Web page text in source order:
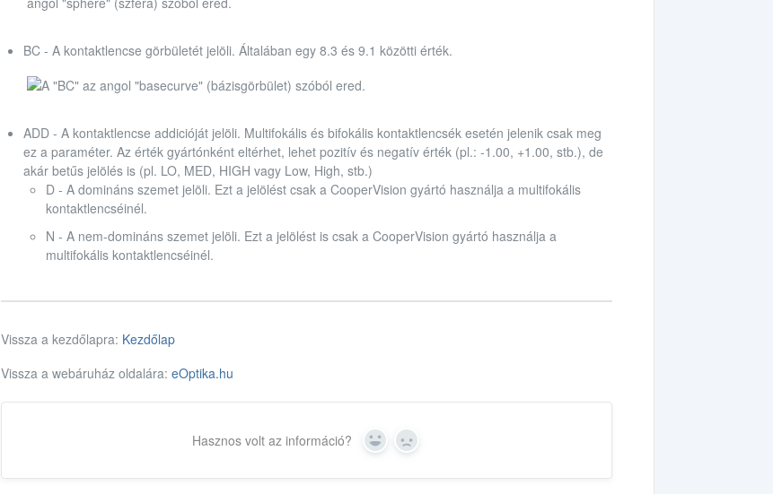
BC - A kontaktlencse görbületét jelöli. Általában egy 8.3 és 9.1 közötti érték.
ADD - A kontaktlencse addicióját jelöli. Multifokális és bifokális kontaktlencsék esetén jelenik csak meg
ez a paraméter. Az érték gyártónként eltérhet, lehet pozitív és negatív érték (pl.: -1.00, +1.00, stb.), de
akár betűs jelölés is (pl. LO, MED, HIGH vagy Low, High, stb.)
D - A domináns szemet jelöli. Ezt a jelölést csak a CooperVision gyártó használja a multifokális
kontaktlencséinél.
N - A nem-domináns szemet jelöli. Ezt a jelölést is csak a CooperVision gyártó használja a
multifokális kontaktlencséinél.
Vissza a kezdőlapra: Kezdőlap
Vissza a webáruház oldalára: eOptika.hu
Hasznos volt az információ? Yes No